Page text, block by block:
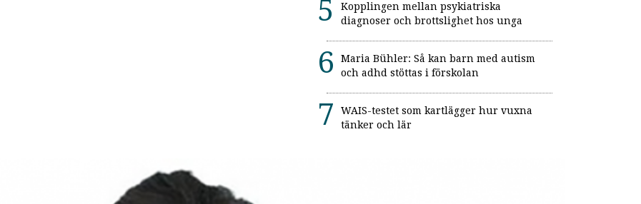
Kopplingen mellan psykiatriska
diagnoser och brottslighet hos unga
Maria Bühler: Så kan barn med autism
och adhd stöttas i förskolan
WAIS-testet som kartlägger hur vuxna
tänker och lär